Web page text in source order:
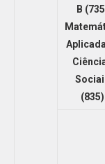
B
(835)